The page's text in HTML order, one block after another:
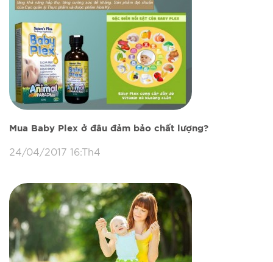
Mua Baby Plex ở đâu đảm bảo chất lượng?
24/04/2017 16:Th4